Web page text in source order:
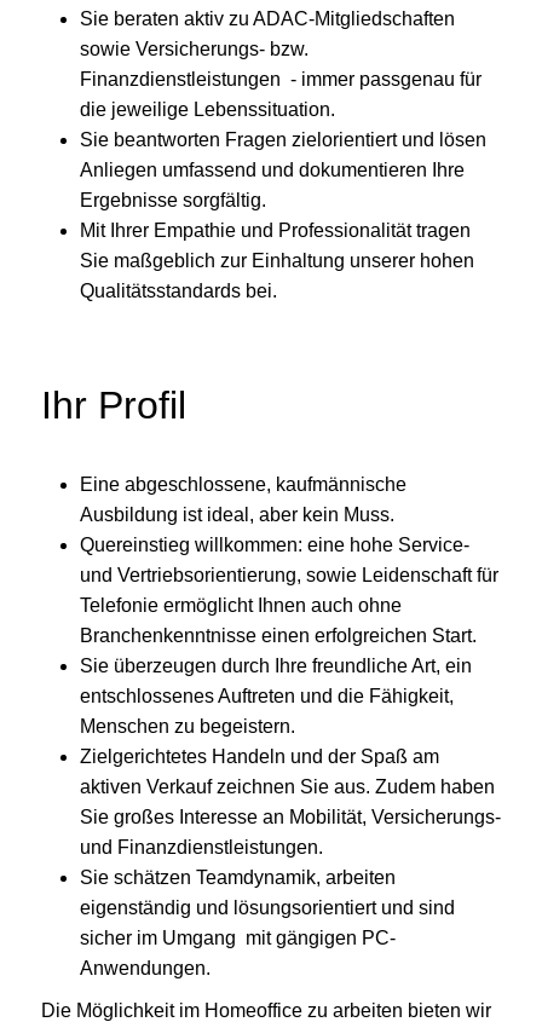
Sie beraten aktiv zu ADAC-Mitgliedschaften
sowie Versicherungs- bzw.
Finanzdienstleistungen - immer passgenau für
die jeweilige Lebenssituation.
Sie beantworten Fragen zielorientiert und lösen
Anliegen umfassend und dokumentieren Ihre
Ergebnisse sorgfältig.
Mit Ihrer Empathie und Professionalität tragen
Sie maßgeblich zur Einhaltung unserer hohen
Qualitätsstandards bei.
Ihr Profil
Eine abgeschlossene, kaufmännische
Ausbildung ist ideal, aber kein Muss.
Quereinstieg willkommen: eine hohe Service-
und Vertriebsorientierung, sowie Leidenschaft für
Telefonie ermöglicht Ihnen auch ohne
Branchenkenntnisse einen erfolgreichen Start.
Sie überzeugen durch Ihre freundliche Art, ein
entschlossenes Auftreten und die Fähigkeit,
Menschen zu begeistern.
Zielgerichtetes Handeln und der Spaß am
aktiven Verkauf zeichnen Sie aus. Zudem haben
Sie großes Interesse an Mobilität, Versicherungs-
und Finanzdienstleistungen.
Sie schätzen Teamdynamik, arbeiten
eigenständig und lösungsorientiert und sind
sicher im Umgang mit gängigen PC-
Anwendungen.
Die Möglichkeit im Homeoffice zu arbeiten bieten wir